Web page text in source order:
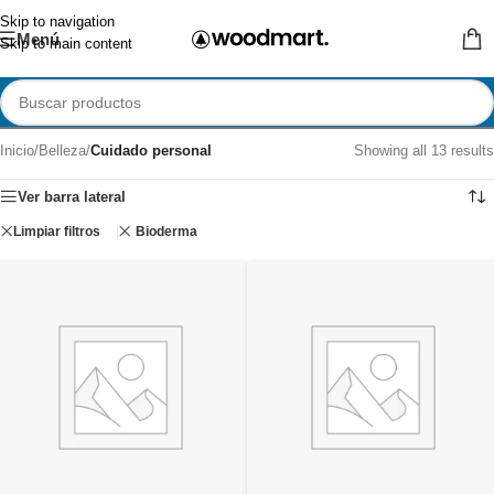
Skip to navigation
Skip to main content
Menú
Inicio/Belleza/Cuidado personal Showing all 13 results
Ver barra lateral
Limpiar filtros Bioderma